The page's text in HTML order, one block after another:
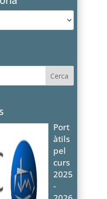
Port
àtils
pel
curs
2025
-